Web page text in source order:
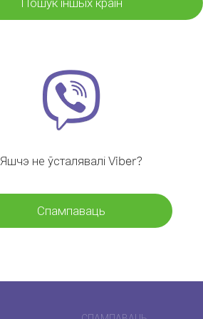
Яшчэ не ўсталявалі Viber?
Спампаваць